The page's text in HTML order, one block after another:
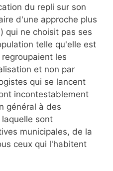
du repli sur son
d'une approche plus
qui ne choisit pas ses
telle qu'elle est
les
et non par
qui se lancent
incontestablement
général à des
sont
municipales, de la
ceux qui l'habitent